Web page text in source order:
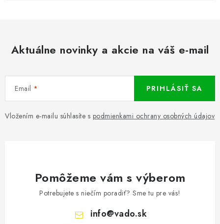
Aktuálne novinky a akcie na váš e-mail
Email
Vložením e-mailu súhlasíte s podmienkami ochrany osobných údajov
PRIHLÁSIŤ SA
Pomôžeme vám s výberom
Potrebujete s niečím poradiť? Sme tu pre vás!
info@vado.sk